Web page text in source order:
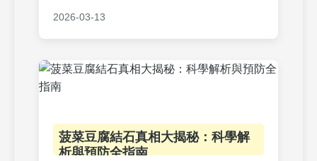
预防和去除牙结石，提升口腔健康。内容
实用，解决决策前中后期的所有疑虑，适
2026-03-13
菠菜豆腐結石真相大揭秘：科學解
析與預防全指南